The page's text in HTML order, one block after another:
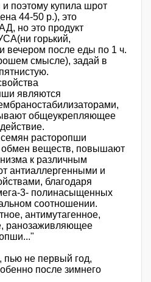
поэтому купила шрот
44-50 р.), это
но это продукт
горький,
после еды по 1 ч.
смысле), задай в
являются
общеукрепляющее
расторопши
обмен веществ, повышают
к различным
антиаллергенными и
благодаря
3- полинасыщенных
соотношении.
антимутагенное,
ранозаживляющее
пью не первый год,
после зимнего